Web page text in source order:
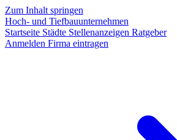
Zum Inhalt springen
Hoch- und Tiefbauunternehmen
Startseite Städte Stellenanzeigen Ratgeber
Anmelden Firma eintragen